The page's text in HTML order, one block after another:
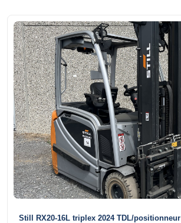
Still RX20-16L triplex 2024 TDL/positionneur